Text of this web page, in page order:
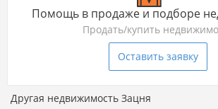
Помощь в продаже и подборе
Продать/купить
Оставить заявку
Другая недвижимость Зацня